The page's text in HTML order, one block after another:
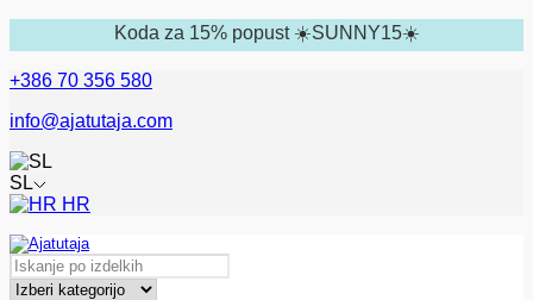
Koda za 15% popust ☀️SUNNY15☀️
+386 70 356 580
info@ajatutaja.com
SL
HR